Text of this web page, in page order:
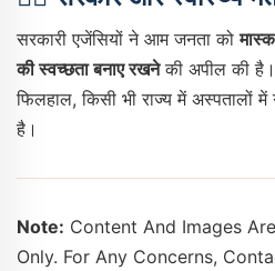
सरकारी एजेंसियों ने आम जनता को
की स्वच्छता बनाए रखनेकी अपील की है।
फिलहाल, किसी भी राज्य में अस्पतालों में
है।
Note: Content And Images
Only. For Any Concerns,